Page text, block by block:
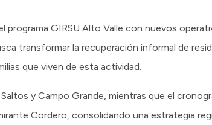
GIRSU Alto Valle con nuevos
transformar la recuperación informal de
que viven de esta actividad.
y Campo Grande, mientras que el
Cordero, consolidando una estrategia